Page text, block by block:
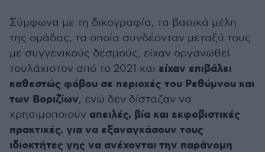
Σύμφωνα με τη δικογραφία, τα βασικά μέλη
της ομάδας, τα οποία συνδέονταν μεταξύ τους
με συγγενικούς δεσμούς, είχαν οργανωθεί
τουλάχιστον από το 2021 και είχαν επιβάλει
καθεστώς φόβου σε περιοχές του Ρεθύμνου και
των Βοριζίων, ενώ δεν δίσταζαν να
χρησιμοποιούν απειλές, βία και εκφοβιστικές
πρακτικές, για να εξαναγκάσουν τους
ιδιοκτήτες γης να ανέχονται την παράνομη